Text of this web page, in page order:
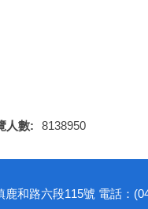
8138950
和路六段115號 電話：